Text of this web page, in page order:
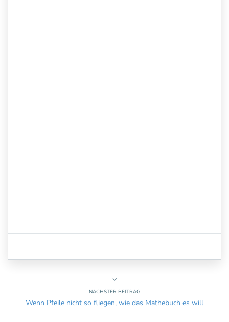
NÄCHSTER BEITRAG
Wenn Pfeile nicht so fliegen, wie das Mathebuch es will